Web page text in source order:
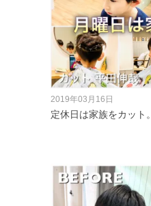
2019年03月16日
定休日は家族をカット。